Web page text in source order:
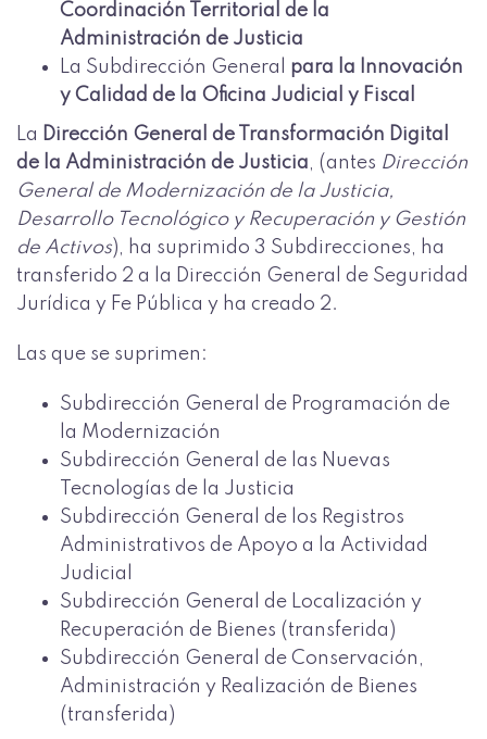
Coordinación Territorial de la
Administración de Justicia
La Subdirección General para la Innovación
y Calidad de la Oficina Judicial y Fiscal
La Dirección General de Transformación Digital
de la Administración de Justicia, (antes Dirección
General de Modernización de la Justicia,
Desarrollo Tecnológico y Recuperación y Gestión
de Activos), ha suprimido 3 Subdirecciones, ha
transferido 2 a la Dirección General de Seguridad
Jurídica y Fe Pública y ha creado 2.
Las que se suprimen:
Subdirección General de Programación de
la Modernización
Subdirección General de las Nuevas
Tecnologías de la Justicia
Subdirección General de los Registros
Administrativos de Apoyo a la Actividad
Judicial
Subdirección General de Localización y
Recuperación de Bienes (transferida)
Subdirección General de Conservación,
Administración y Realización de Bienes
(transferida)